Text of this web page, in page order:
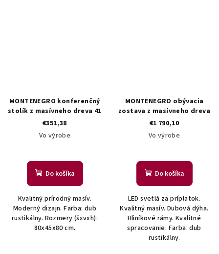
MONTENEGRO konferenčný
stolík z masívneho dreva 41
€351,38
Vo výrobe
Do košíka
Kvalitný prírodný masív.
Moderný dizajn. Farba: dub
rustikálny. Rozmery (šxvxh):
80x45x80 cm.
MONTENEGRO obývacia
zostava z masívneho dreva
€1 790,10
Vo výrobe
Do košíka
LED svetlá za príplatok.
Kvalitný masív. Dubová dýha.
Hliníkové rámy. Kvalitné
spracovanie. Farba: dub
rustikálny.